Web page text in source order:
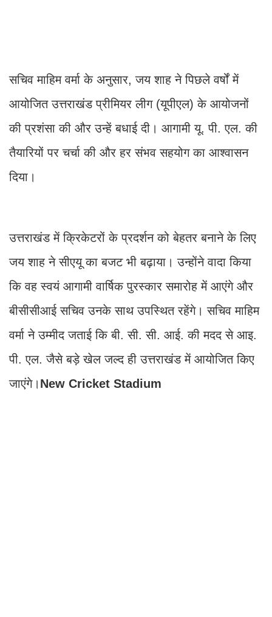
सचिव माहिम वर्मा के अनुसार, जय शाह ने पिछले वर्षों में
आयोजित उत्तराखंड प्रीमियर लीग (यूपीएल) के आयोजनों
की प्रशंसा की और उन्हें बधाई दी। आगामी यू. पी. एल. की
तैयारियों पर चर्चा की और हर संभव सहयोग का आश्वासन
दिया।
उत्तराखंड में क्रिकेटरों के प्रदर्शन को बेहतर बनाने के लिए
जय शाह ने सीएयू का बजट भी बढ़ाया। उन्होंने वादा किया
कि वह स्वयं आगामी वार्षिक पुरस्कार समारोह में आएंगे और
बीसीसीआई सचिव उनके साथ उपस्थित रहेंगे। सचिव माहिम
वर्मा ने उम्मीद जताई कि बी. सी. सी. आई. की मदद से आइ.
पी. एल. जैसे बड़े खेल जल्द ही उत्तराखंड में आयोजित किए
जाएंगे। New Cricket Stadium